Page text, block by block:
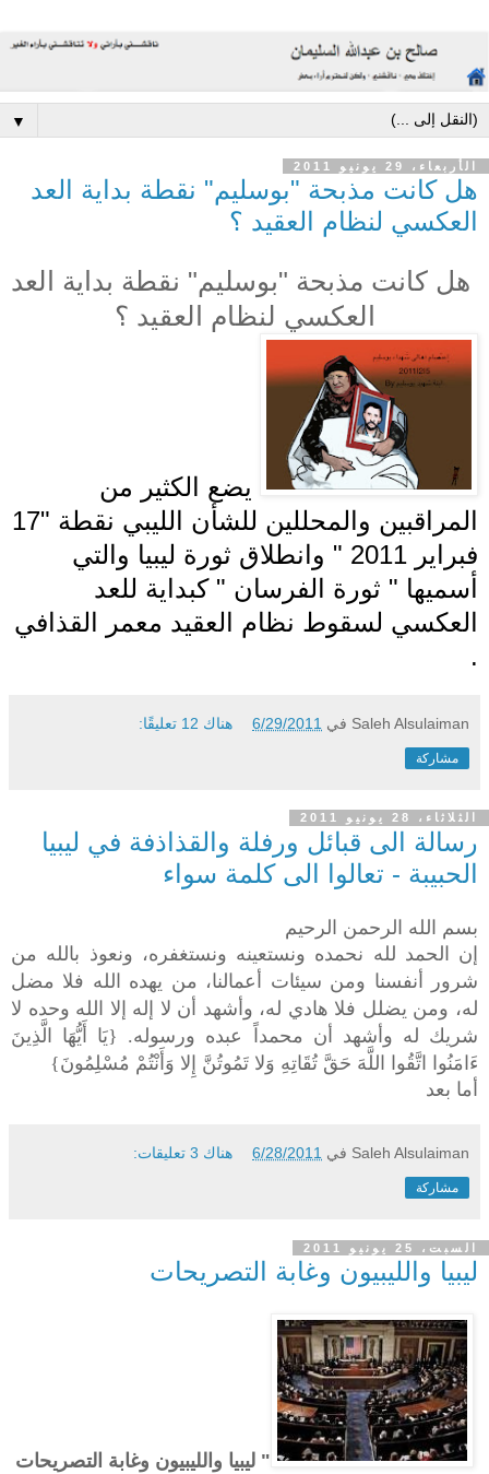
▼
الأربعاء، 29 يونيو 2011
هل كانت مذبحة "بوسليم" نقطة بداية العد
العكسي لنظام العقيد ؟
هل كانت مذبحة "بوسليم" نقطة بداية العد
العكسي لنظام العقيد ؟
يضع الكثير من
المراقبين والمحللين للشأن الليبي نقطة "17
فبراير 2011 " وانطلاق ثورة ليبيا والتي
أسميها " ثورة الفرسان " كبداية للعد
العكسي لسقوط نظام العقيد معمر القذافي
.
Saleh Alsulaiman في 6/29/2011 هناك 12 تعليقًا:
مشاركة
الثلاثاء، 28 يونيو 2011
رسالة الى قبائل ورفلة والقذاذفة في ليبيا
الحبيبة - تعالوا الى كلمة سواء
بسم الله الرحمن الرحيم
إن الحمد لله نحمده ونستعينه ونستغفره، ونعوذ بالله من
شرور أنفسنا ومن سيئات أعمالنا، من يهده الله فلا مضل
له، ومن يضلل فلا هادي له، وأشهد أن لا إله إلا الله وحده لا
شريك له وأشهد أن محمداً عبده ورسوله. {يَا أَيُّهَا الَّذِينَ
ءَامَنُوا اتَّقُوا اللَّهَ حَقَّ تُقَاتِهِ وَلا تَمُوتُنَّ إِلا وَأَنْتُمْ مُسْلِمُونَ}
أما بعد
Saleh Alsulaiman في 6/28/2011 هناك 3 تعليقات:
مشاركة
السبت، 25 يونيو 2011
ليبيا والليبيون وغابة التصريحات
" ليبيا والليبيون وغابة التصريحات